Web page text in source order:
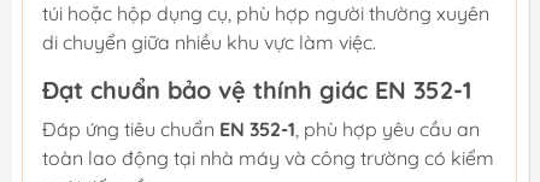
túi hoặc hộp dụng cụ, phù hợp người thường xuyên
di chuyển giữa nhiều khu vực làm việc.
Đạt chuẩn bảo vệ thính giác EN 352-1
Đáp ứng tiêu chuẩn EN 352-1, phù hợp yêu cầu an
toàn lao động tại nhà máy và công trường có kiểm